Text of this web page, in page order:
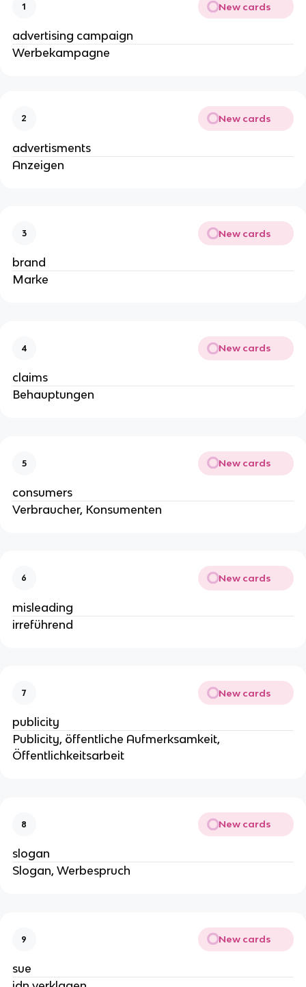
1 New cards
advertising campaign
Werbekampagne
2 New cards
advertisments
Anzeigen
3 New cards
brand
Marke
4 New cards
claims
Behauptungen
5 New cards
consumers
Verbraucher, Konsumenten
6 New cards
misleading
irreführend
7 New cards
publicity
Publicity, öffentliche Aufmerksamkeit,
Öffentlichkeitsarbeit
8 New cards
slogan
Slogan, Werbespruch
9 New cards
sue